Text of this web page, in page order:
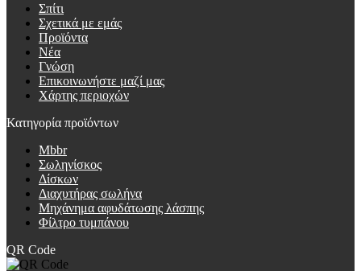
Σπίτι
Σχετικά με εμάς
Προϊόντα
Νέα
Γνώση
Επικοινωνήστε μαζί μας
Χάρτης περιοχών
Κατηγορία προϊόντων
Mbbr
Σωληνίσκος
Δίσκων
Διαχυτήρας σωλήνα
Μηχάνημα αφυδάτωσης λάσπης
Φίλτρο τυμπάνου
QR Code